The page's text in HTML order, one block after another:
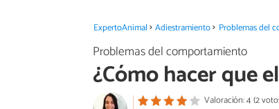
ExpertoAnimal Adiestramiento Problemas del
Problemas del comportamiento
¿Cómo hacer que
Valoración: 4 (2